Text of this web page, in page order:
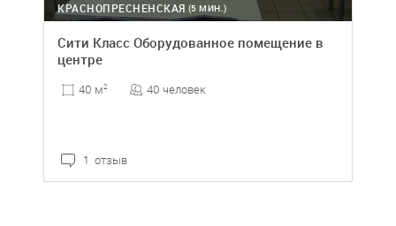
(5 МИН.)
КРАСНОПРЕСНЕНСКАЯ
Сити Класс Оборудованное помещение в
центре
40 м2 40 человек
1 отзыв